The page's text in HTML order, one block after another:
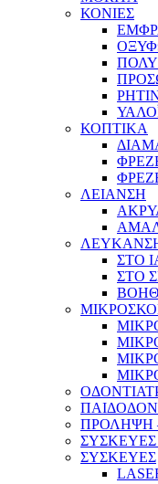
ΚΟΝΙΕΣ
ΚΟΠΤΙΚΑ
ΛΕΙΑΝΣΗ
ΣΤΟ
ΣΤΟ
ΠΡΟΛΗΨΗ
ΣΥΣΚΕΥΕΣ
ΣΥΣΚΕΥΕΣ